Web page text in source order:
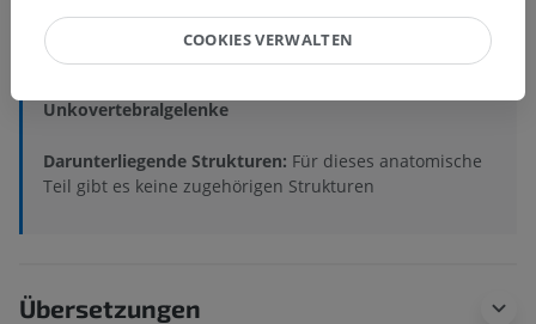
Menschlicher Körper> Muskuloskelettale Systeme
Gelenke> Zwischenwirbelverbindungen>
Unkovertebralgelenke
Darunterliegende Strukturen: Für dieses anatomische
Teil gibt es keine zugehörigen Strukturen
Übersetzungen
COOKIES VERWALTEN